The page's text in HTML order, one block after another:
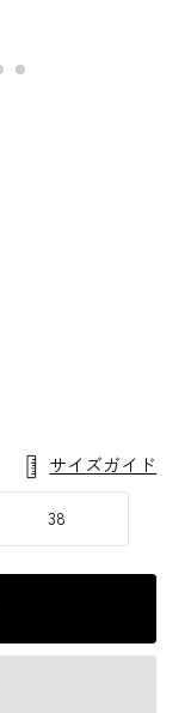
サイズガイド
38